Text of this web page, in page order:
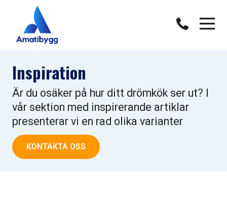
Inspiration
Är du osäker på hur ditt drömkök ser ut? I
vår sektion med inspirerande artiklar
presenterar vi en rad olika varianter
KONTAKTA OSS